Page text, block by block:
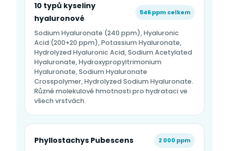
10 typů kyseliny
hyaluronové
546 ppm celkem
Sodium Hyaluronate (240 ppm), Hyaluronic
Acid (200+20 ppm), Potassium Hyaluronate,
Hydrolyzed Hyaluronic Acid, Sodium Acetylated
Hyaluronate, Hydroxypropyltrimonium
Hyaluronate, Sodium Hyaluronate
Crosspolymer, Hydrolyzed Sodium Hyaluronate.
Různé molekulové hmotnosti pro hydrataci ve
všech vrstvách.
Phyllostachys Pubescens 2 000 ppm